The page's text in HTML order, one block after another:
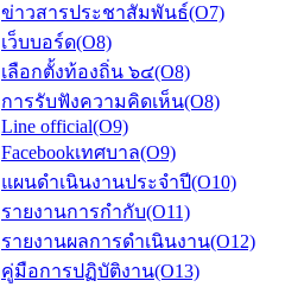
ข่าวสารประชาสัมพันธ์(O7)
เว็บบอร์ด(O8)
เลือกตั้งท้องถิ่น ๖๔(O8)
การรับฟังความคิดเห็น(O8)
Line official(O9)
Facebookเทศบาล(O9)
แผนดำเนินงานประจำปี(O10)
รายงานการกำกับ(O11)
รายงานผลการดำเนินงาน(O12)
คู่มือการปฏิบัติงาน(O13)